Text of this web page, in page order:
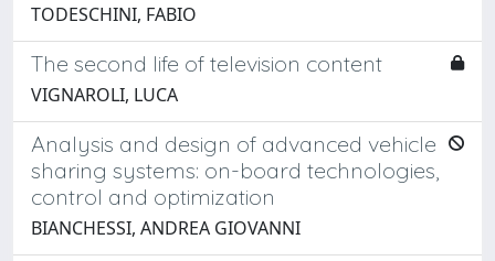
TODESCHINI, FABIO
The second life of television content
VIGNAROLI, LUCA
Analysis and design of advanced vehicle
sharing systems: on-board technologies,
control and optimization
BIANCHESSI, ANDREA GIOVANNI